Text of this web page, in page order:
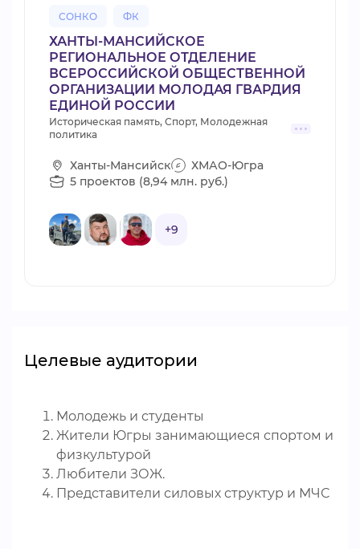
СОНКО ФК
ХАНТЫ-МАНСИЙСКОЕ
РЕГИОНАЛЬНОЕ ОТДЕЛЕНИЕ
ВСЕРОССИЙСКОЙ ОБЩЕСТВЕННОЙ
ОРГАНИЗАЦИИ МОЛОДАЯ ГВАРДИЯ
ЕДИНОЙ РОССИИ
Историческая память, Спорт, Молодежная
политика
Ханты-Мансийск
ХМАО-Югра
5 проектов (8,94 млн. руб.)
+9
Целевые аудитории
Молодежь и студенты
Жители Югры занимающиеся спортом и
физкультурой
Любители ЗОЖ.
Представители силовых структур и МЧС